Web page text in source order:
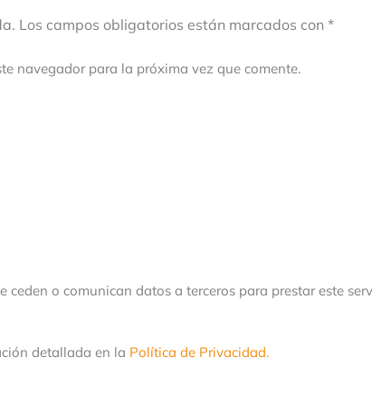
Los campos obligatorios están marcados con *
navegador para la próxima vez que comente.
ceden o comunican datos a terceros para prestar este
detallada en la Política de Privacidad.